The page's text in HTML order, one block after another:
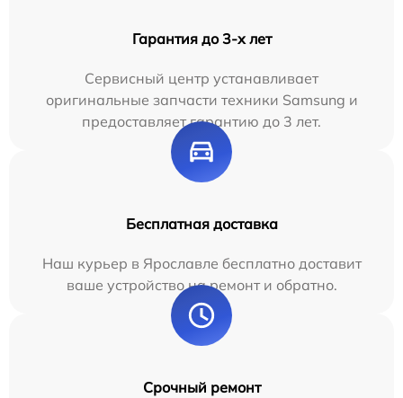
Гарантия до 3-х лет
Сервисный центр устанавливает
оригинальные запчасти техники Samsung и
предоставляет гарантию до 3 лет.
Бесплатная доставка
Наш курьер в Ярославле бесплатно доставит
ваше устройство на ремонт и обратно.
Срочный ремонт